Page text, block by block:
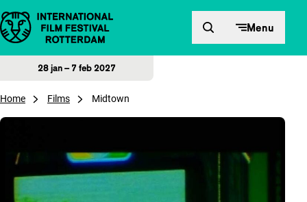
Direct naar inhoud Menu
28 jan – 7 feb 2027
Home Films Midtown